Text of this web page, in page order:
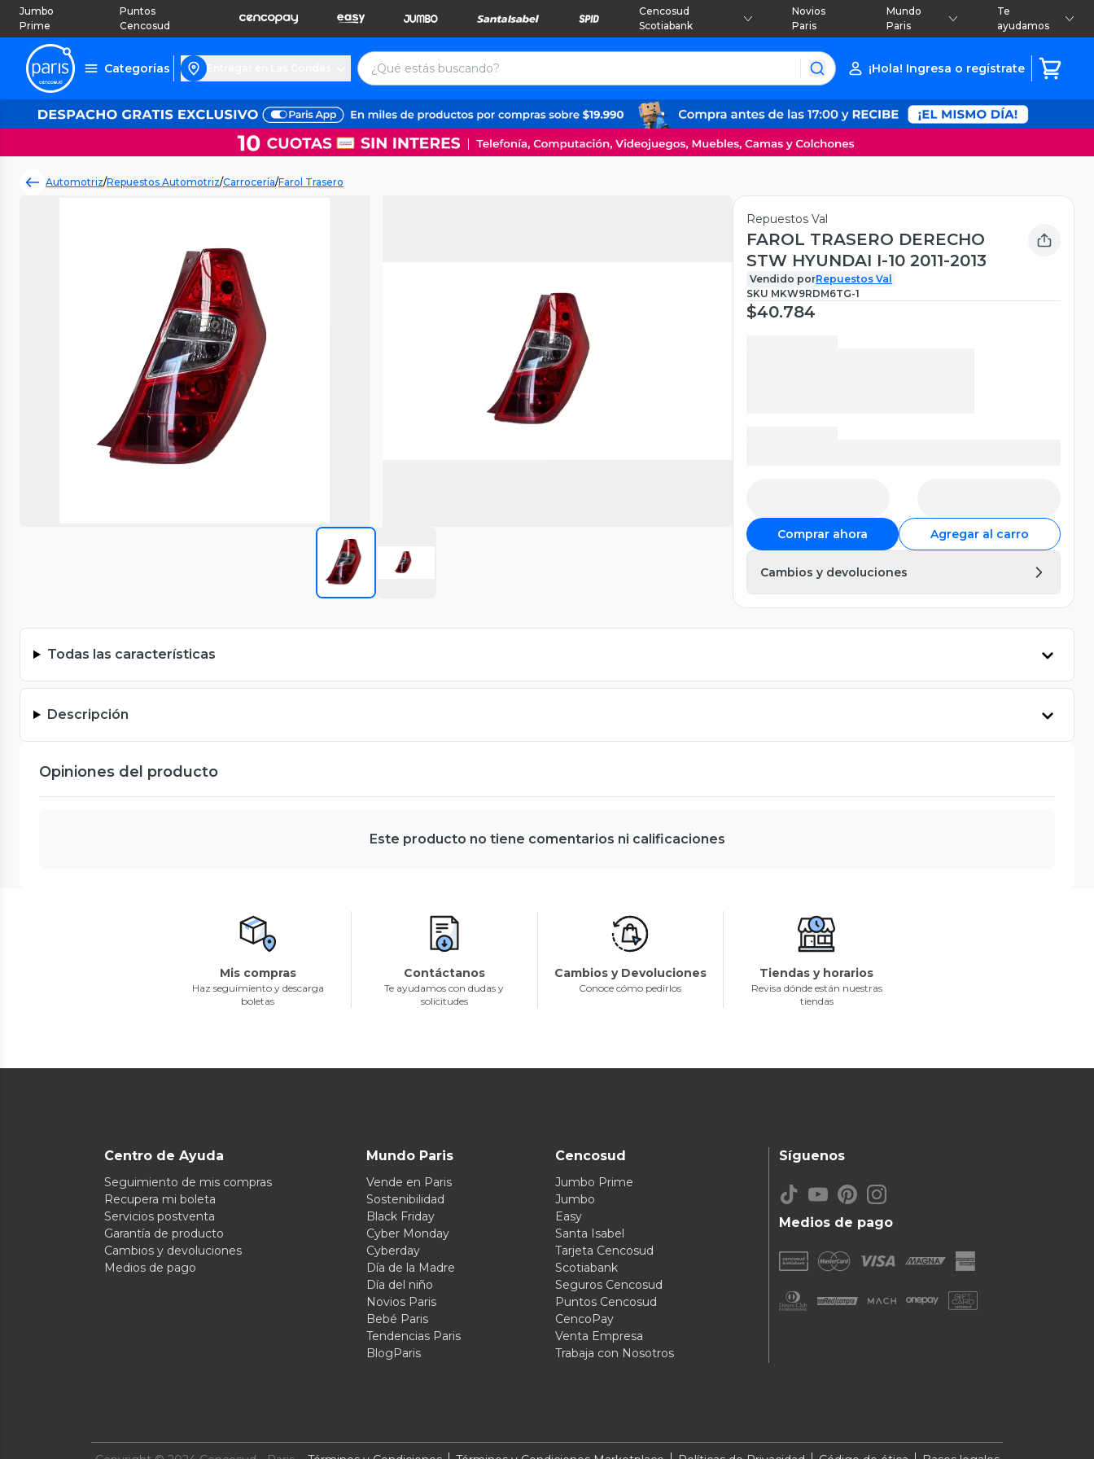
Jumbo
Prime
Puntos
Cencosud
Cencosud
Scotiabank
Novios
Paris
Mundo
Paris
Te
ayudamos
Categorías ¡Hola! Ingresa o regístrate
Automotriz/Repuestos Automotriz/Carrocería/Farol Trasero
Repuestos Val
FAROL TRASERO DERECHO
STW HYUNDAI I-10 2011-2013
Vendido porRepuestos Val
SKU MKW9RDM6TG-1
$40.784
Comprar ahora Agregar al carro
Cambios y devoluciones
Todas las características
Descripción
Opiniones del producto
Este producto no tiene comentarios ni calificaciones
Mis compras
Haz seguimiento y descarga
boletas
Contáctanos
Te ayudamos con dudas y
solicitudes
Cambios y Devoluciones
Conoce cómo pedirlos
Tiendas y horarios
Revisa dónde están nuestras
tiendas
Centro de Ayuda
Seguimiento de mis compras
Recupera mi boleta
Servicios postventa
Garantía de producto
Cambios y devoluciones
Medios de pago
Mundo Paris
Vende en Paris
Sostenibilidad
Black Friday
Cyber Monday
Cyberday
Día de la Madre
Día del niño
Novios Paris
Bebé Paris
Tendencias Paris
BlogParis
Cencosud
Jumbo Prime
Jumbo
Easy
Santa Isabel
Tarjeta Cencosud
Scotiabank
Seguros Cencosud
Puntos Cencosud
CencoPay
Venta Empresa
Trabaja con Nosotros
Medios de pago
Síguenos